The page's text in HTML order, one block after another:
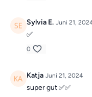
Sylvia E. Juni 21,
✅️
0
Katja Juni 21, 2024
super gut ✅✅